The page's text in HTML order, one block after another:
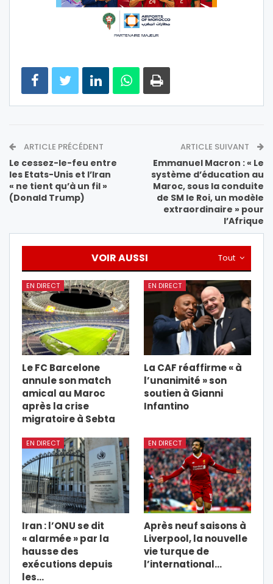
ARTICLE PRÉCÉDENT
Le cessez-le-feu entre
les Etats-Unis et l’Iran
« ne tient qu’à un fil »
(Donald Trump)
ARTICLE SUIVANT
Emmanuel Macron : « Le
système d’éducation au
Maroc, sous la conduite
de SM le Roi, un modèle
extraordinaire » pour
l’Afrique
Tout
VOIR AUSSI
EN DIRECT
Le FC Barcelone
annule son match
amical au Maroc
après la crise
migratoire à Sebta
EN DIRECT
La CAF réaffirme « à
l’unanimité » son
soutien à Gianni
Infantino
EN DIRECT
Iran : l’ONU se dit
« alarmée » par la
hausse des
exécutions depuis
les…
EN DIRECT
Après neuf saisons à
Liverpool, la nouvelle
vie turque de
l’international…